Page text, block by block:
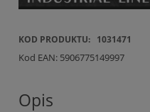
KOD PRODUKTU: 1031471
Kod EAN: 5906775149997
Opis